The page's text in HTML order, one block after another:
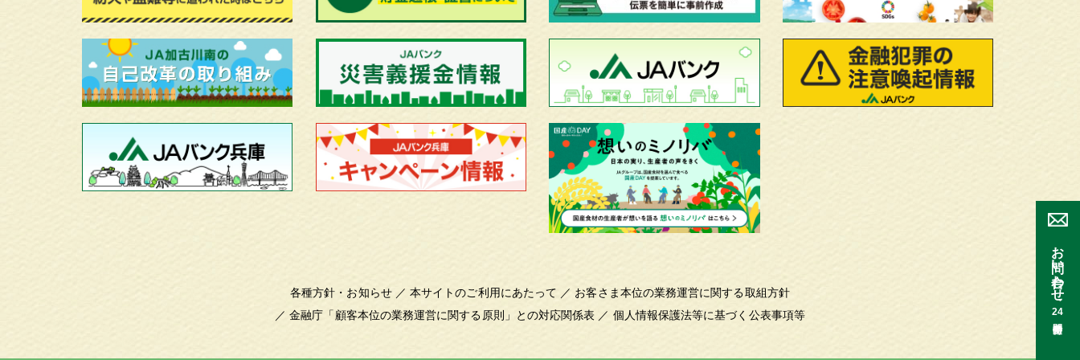
お問い合わせ
24
各種方針・お知らせ ／本サイトのご利用にあたって ／ お客さま本位の業務運営に関する取組方針
／金融庁「顧客本位の業務運営に関する原則」との対応関係表 ／ 個人情報保護法等に基づく公表事項等